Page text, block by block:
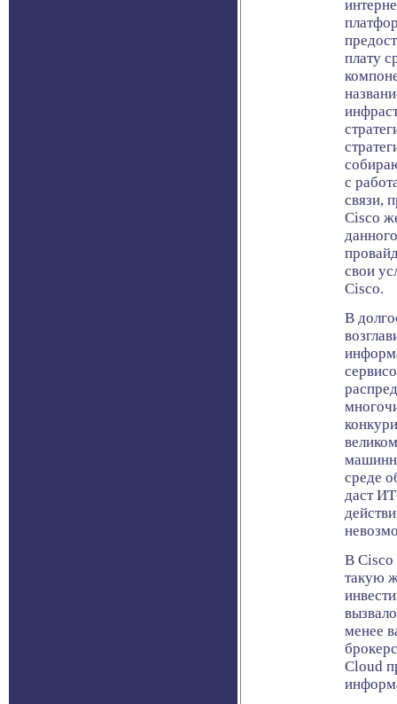
плату
с
связи,
Cisco
свои
Cisco.
В
среде
даст
В Cisco
такую
менее
Cloud